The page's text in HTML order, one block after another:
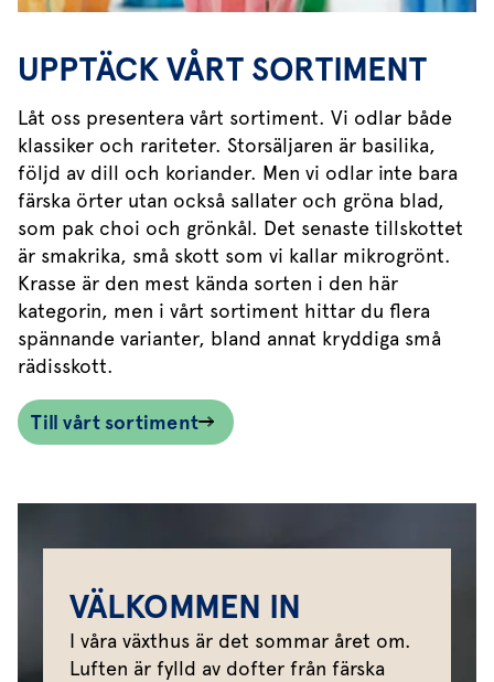
UPPTÄCK VÅRT SORTIMENT
Låt oss presentera vårt sortiment. Vi odlar både
klassiker och rariteter. Storsäljaren är basilika,
följd av dill och koriander. Men vi odlar inte bara
färska örter utan också sallater och gröna blad,
som pak choi och grönkål. Det senaste tillskottet
är smakrika, små skott som vi kallar mikrogrönt.
Krasse är den mest kända sorten i den här
kategorin, men i vårt sortiment hittar du flera
spännande varianter, bland annat kryddiga små
rädisskott.
Till vårt sortiment
VÄLKOMMEN IN
I våra växthus är det sommar året om.
Luften är fylld av dofter från färska